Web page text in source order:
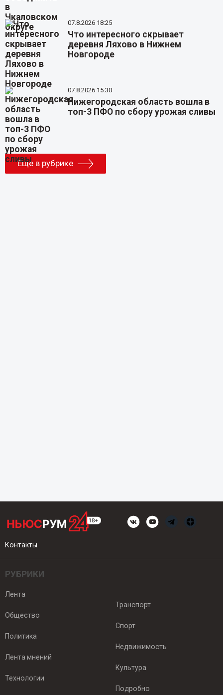
07.8.2026 18:25
Что интересного скрывает
деревня Ляхово в Нижнем
Новгороде
07.8.2026 15:30
Нижегородская область вошла в
топ-3 ПФО по сбору урожая сливы
Еще в рубрике
Контакты
РУБРИКИ
Лента
Общество
Политика
Лента мнений
Технологии
Транспорт
Спорт
Недвижимость
Культура
Подробно